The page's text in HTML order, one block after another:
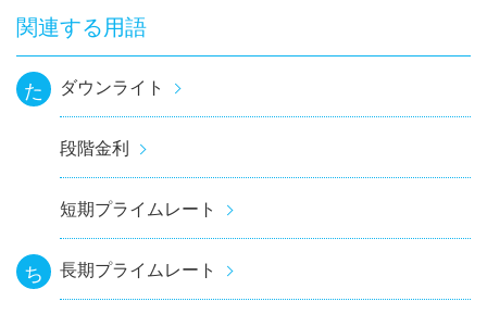
ン
関連する用語
た ダウンライト
段階金利
短期プライムレート
ち 長期プライムレート